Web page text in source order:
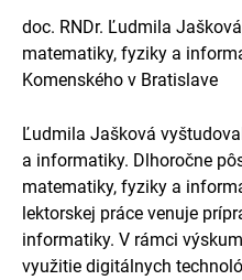
doc. RNDr. Ľudmila
matematiky, fyziky a
Komenského v Bratislave
Ľudmila Jašková
a informatiky. Dlhoročne
matematiky, fyziky a
lektorskej práce venuje
informatiky. V rámci
využitie digitálnych